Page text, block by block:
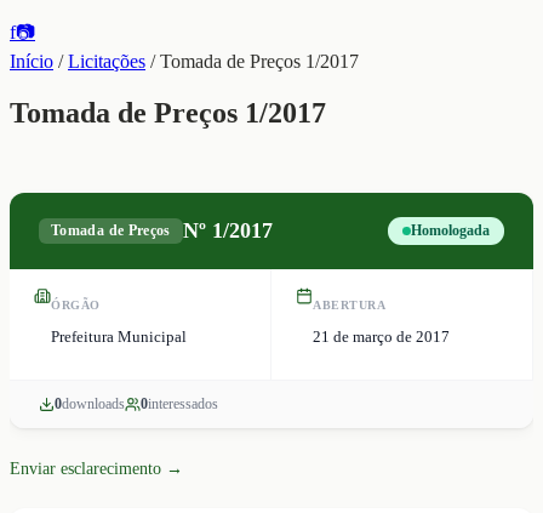
f📷
Início /Licitações /Tomada de Preços 1/2017
Tomada de Preços 1/2017
Tomada de Preços Nº 1/2017 Homologada
ÓRGÃO
Prefeitura Municipal
ABERTURA
21 de março de 2017
0downloads 0interessados
Enviar esclarecimento →